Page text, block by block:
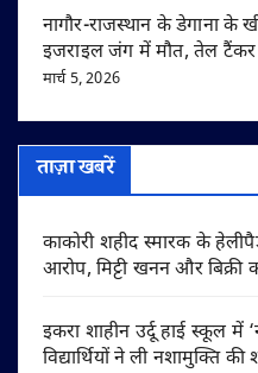
नागौर-राजस्थान के डेगाना के
इजराइल जंग में मौत, तेल टैंकर
मार्च 5, 2026
ताज़ा खबरें
काकोरी शहीद स्मारक के
आरोप, मिट्टी खनन और बिक्री
इकरा शाहीन उर्दू हाई स्कूल
विद्यार्थियों ने ली नशामुक्ति